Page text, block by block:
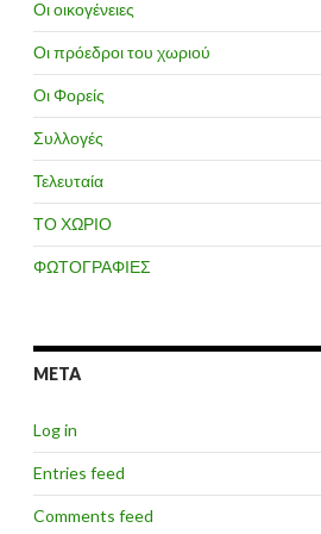
Οι οικογένειες
Οι πρόεδροι του χωριού
Οι Φορείς
Συλλογές
Τελευταία
ΤΟ ΧΩΡΙΟ
ΦΩΤΟΓΡΑΦΙΕΣ
META
Log in
Entries feed
Comments feed